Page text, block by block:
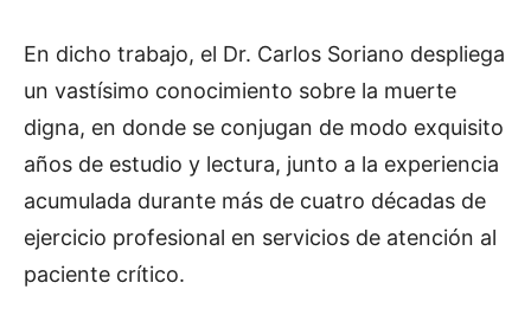
En dicho trabajo, el Dr. Carlos Soriano despliega
un vastísimo conocimiento sobre la muerte
digna, en donde se conjugan de modo exquisito
años de estudio y lectura, junto a la experiencia
acumulada durante más de cuatro décadas de
ejercicio profesional en servicios de atención al
paciente crítico.